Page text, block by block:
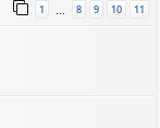
1 8 9 10 11